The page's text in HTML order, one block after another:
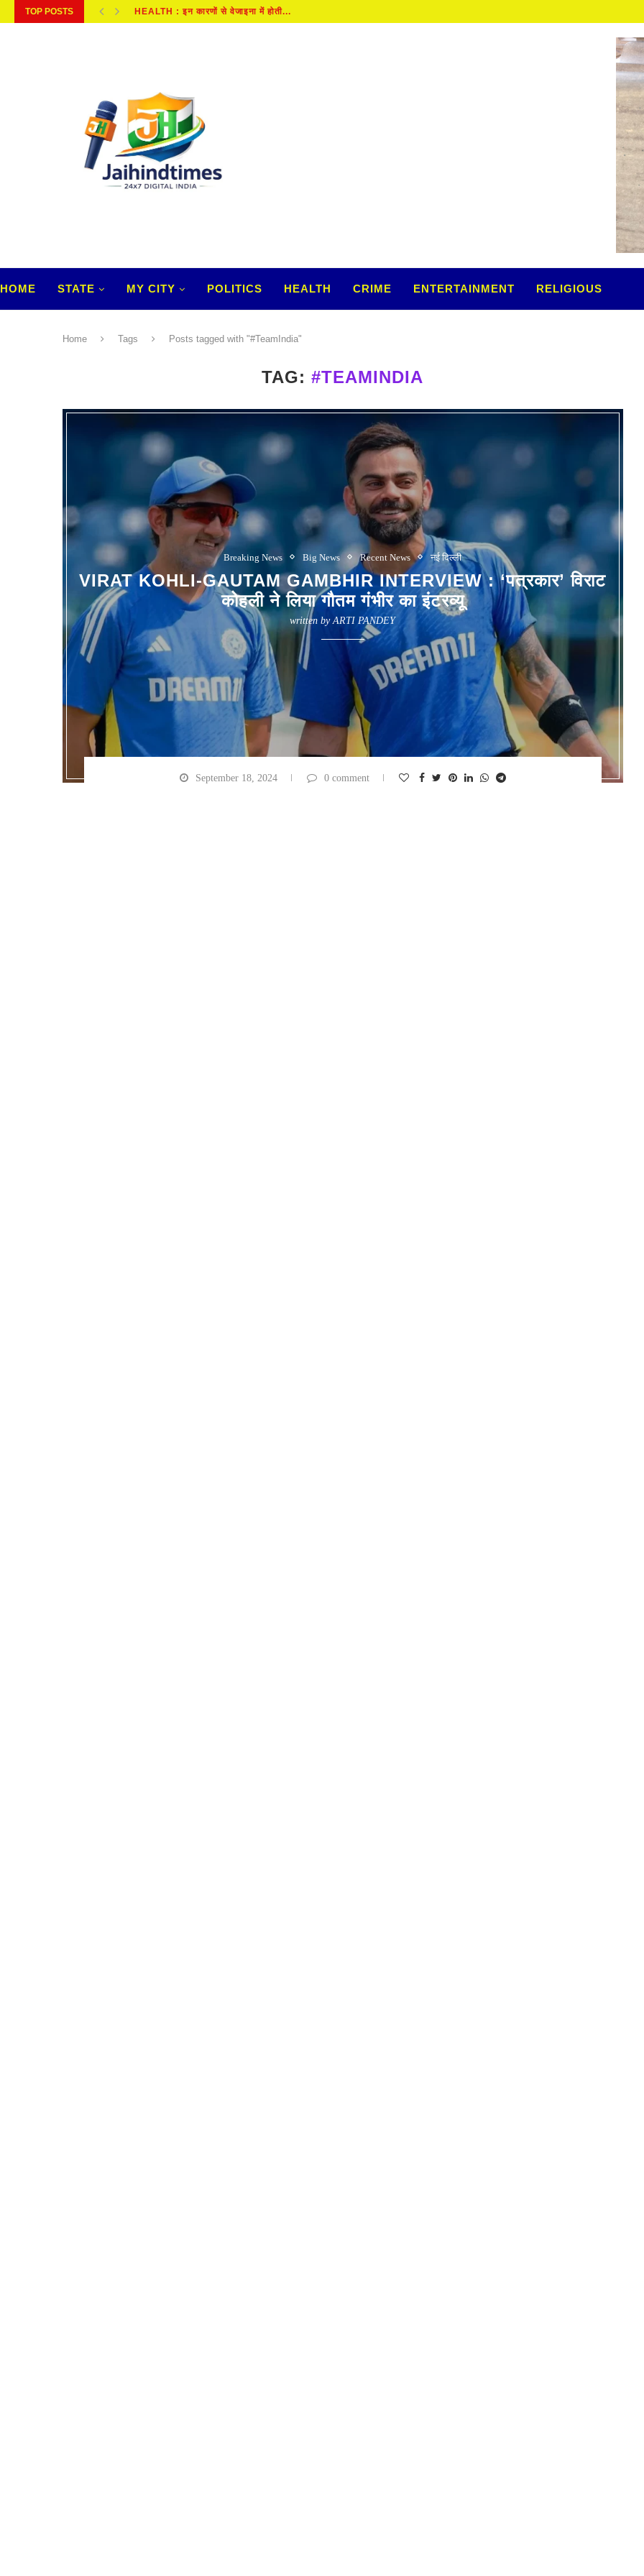
TOP POSTS HEALTH: इन लक्षणों से पहचाने कहीं आप भी...
HOME STATE MY CITY POLITICS HEALTH CRIME ENTERTAINMENT RELIGIOUS
Home Tags Posts tagged with "#TeamIndia"
TAG:#TEAMINDIA
Breaking News Big News Recent News नई दिल्ली
VIRAT KOHLI-GAUTAM GAMBHIR INTERVIEW : ‘पत्रकार’ विराट
कोहली ने लिया गौतम गंभीर का इंटरव्यू
written byARTI PANDEY
September 18, 2024 0 comment